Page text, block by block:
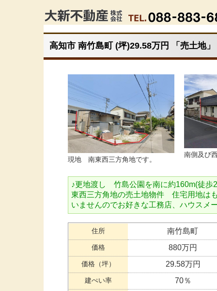
高知市 南竹島町 (坪)29.58万円 「売土地」
現地 南東西三方角地です。
南側及び
♪更地渡し 竹島公園を南に約160m(徒歩
東西三方角地の売土地物件 住宅用地は
いませんのでお好きな工務店、ハウス
住所 南竹島町
価格 880万円
価格（坪） 29.58万円
建ぺい率 70％